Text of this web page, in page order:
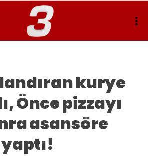
kurye
Önce pizzayı
asansöre